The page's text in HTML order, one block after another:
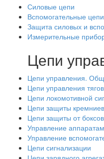
Силовые цепи
Вспомогательные цепи
Защита силовых и
Измерительные
Цепи
Цепи управления.
Цепи управления
Цепи локомотивной
Цепи защиты
Цепи защиты от
Управление
Управление
Цепи сигнализации